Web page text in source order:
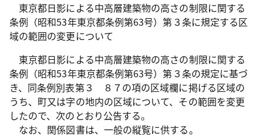
東京都日影による中高層建築物の高さの制限に関する
条例（昭和53年東京都条例第63号）第３条に規定する区
域の範囲の変更について
東京都日影による中高層建築物の高さの制限に関する
条例（昭和53年東京都条例第63号）第３条の規定に基づ
き、同条例別表第３ ８７の項の区域欄に掲げる区域の
うち、町又は字の地内の区域について、その範囲を変更
したので、次のとおり公告する。
なお、関係図書は、一般の縦覧に供する。